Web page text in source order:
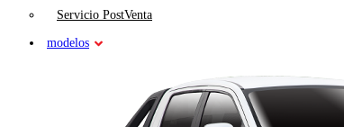
Servicio PostVenta
modelos